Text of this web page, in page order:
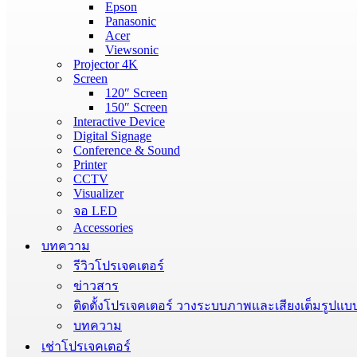
Epson
Panasonic
Acer
Viewsonic
Projector 4K
Screen
120″ Screen
150″ Screen
Interactive Device
Digital Signage
Conference & Sound
Printer
CCTV
Visualizer
จอ LED
Accessories
บทความ
รีวิวโปรเจคเตอร์
ข่าวสาร
ติดตั้งโปรเจคเตอร์ วางระบบภาพและเสียงเต็มรูปแบ
บทความ
เช่าโปรเจคเตอร์